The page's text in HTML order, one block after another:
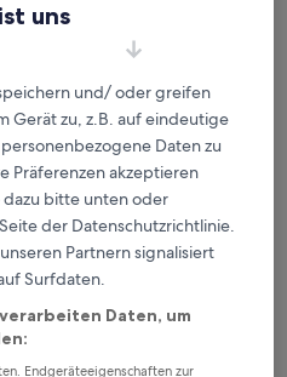
inkl. Steuern & Gebühren
16. Aug.–17. Aug.
M74 J2A
uns
und/ oder greifen
Gerät zu, z.B. auf eindeutige
Daten zu
Präferenzen akzeptieren
bitte unten oder
der Datenschutzrichtlinie.
Partnern signalisiert
Surfdaten.
Daten, um
Endgeräteeigenschaften zur